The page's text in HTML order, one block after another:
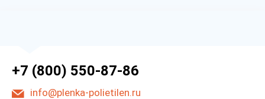
+7 (800) 550-87-86
info@plenka-polietilen.ru